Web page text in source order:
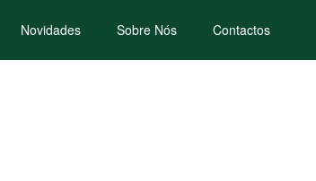
Novidades Sobre Nós Contactos